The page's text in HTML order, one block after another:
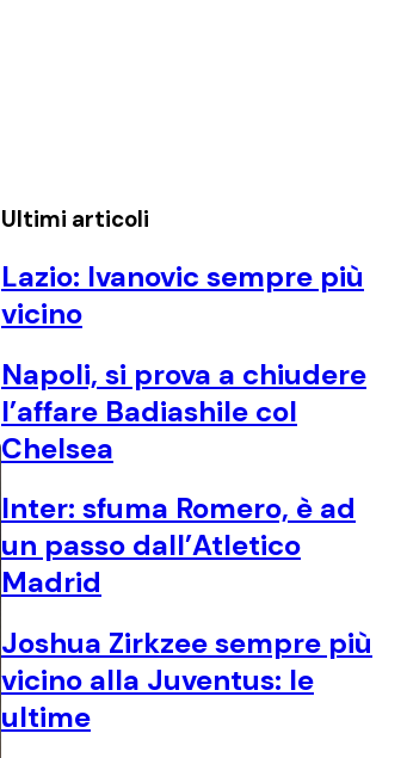
Ultimi articoli
Lazio: Ivanovic sempre più
vicino
Napoli, si prova a chiudere
l’affare Badiashile col
Chelsea
Inter: sfuma Romero, è ad
un passo dall’Atletico
Madrid
Joshua Zirkzee sempre più
vicino alla Juventus: le
ultime